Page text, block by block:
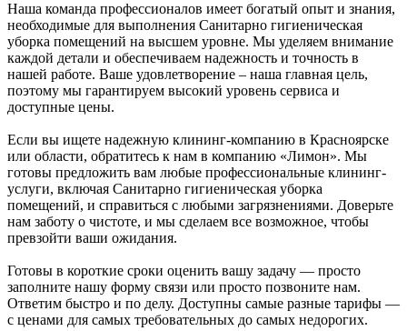
Наша команда профессионалов имеет богатый опыт и знания,
необходимые для выполнения Санитарно гигиеническая
уборка помещений на высшем уровне. Мы уделяем внимание
каждой детали и обеспечиваем надежность и точность в
нашей работе. Ваше удовлетворение – наша главная цель,
поэтому мы гарантируем высокий уровень сервиса и
доступные цены.
Если вы ищете надежную клининг-компанию в Красноярске
или области, обратитесь к нам в компанию «Лимон». Мы
готовы предложить вам любые профессиональные клининг-
услуги, включая Санитарно гигиеническая уборка
помещений, и справиться с любыми загрязнениями. Доверьте
нам заботу о чистоте, и мы сделаем все возможное, чтобы
превзойти ваши ожидания.
Готовы в короткие сроки оценить вашу задачу — просто
заполните нашу форму связи или просто позвоните нам.
Ответим быстро и по делу. Доступны самые разные тарифы —
с ценами для самых требовательных до самых недорогих.